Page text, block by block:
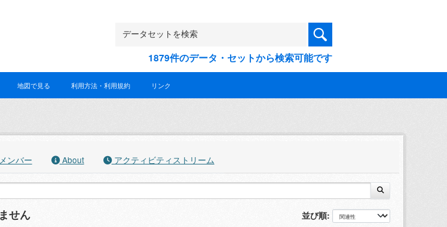
1879件のデータ・セットから検索可能です
地図で見る 利用方法・利用規約 リンク
ンバー About アクティビティストリーム
並び順
せん